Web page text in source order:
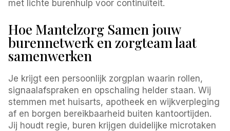
met lichte burenhulp voor continuïteit.
Hoe Mantelzorg Samen jouw
burennetwerk en zorgteam laat
samenwerken
Je krijgt een persoonlijk zorgplan waarin rollen,
signaalafspraken en opschaling helder staan. Wij
stemmen met huisarts, apotheek en wijkverpleging
af en borgen bereikbaarheid buiten kantoortijden.
Jij houdt regie, buren krijgen duidelijke microtaken